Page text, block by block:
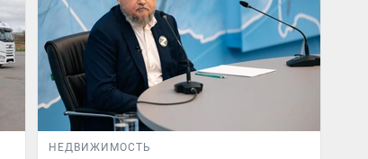
НЕДВИЖИМОСТЬ